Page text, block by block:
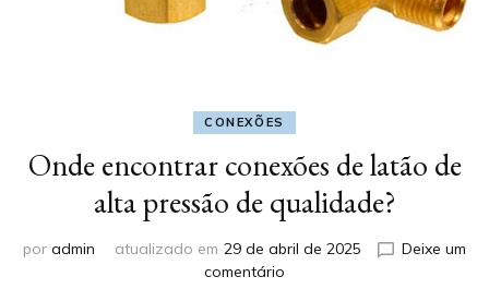
CONEXÕES
Onde encontrar conexões de latão de
alta pressão de qualidade?
por admin atualizado em 29 de abril de 2025
Deixe um
comentário